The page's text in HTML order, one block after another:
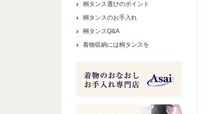
桐タンス選びのポイント
桐タンスのお手入れ
桐タンスQ&A
着物収納には桐タンスを